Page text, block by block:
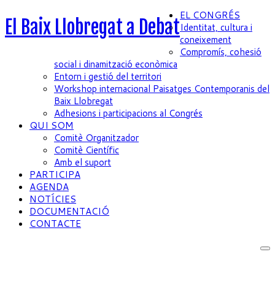
El Baix Llobregat a Debat
EL CONGRÉS
Identitat, cultura i
coneixement
Compromís, cohesió
social i dinamització econòmica
Entorn i gestió del territori
Workshop internacional Paisatges Contemporanis del
Baix Llobregat
Adhesions i participacions al Congrés
QUI SOM
Comitè Organitzador
Comitè Científic
Amb el suport
PARTICIPA
AGENDA
NOTÍCIES
DOCUMENTACIÓ
CONTACTE